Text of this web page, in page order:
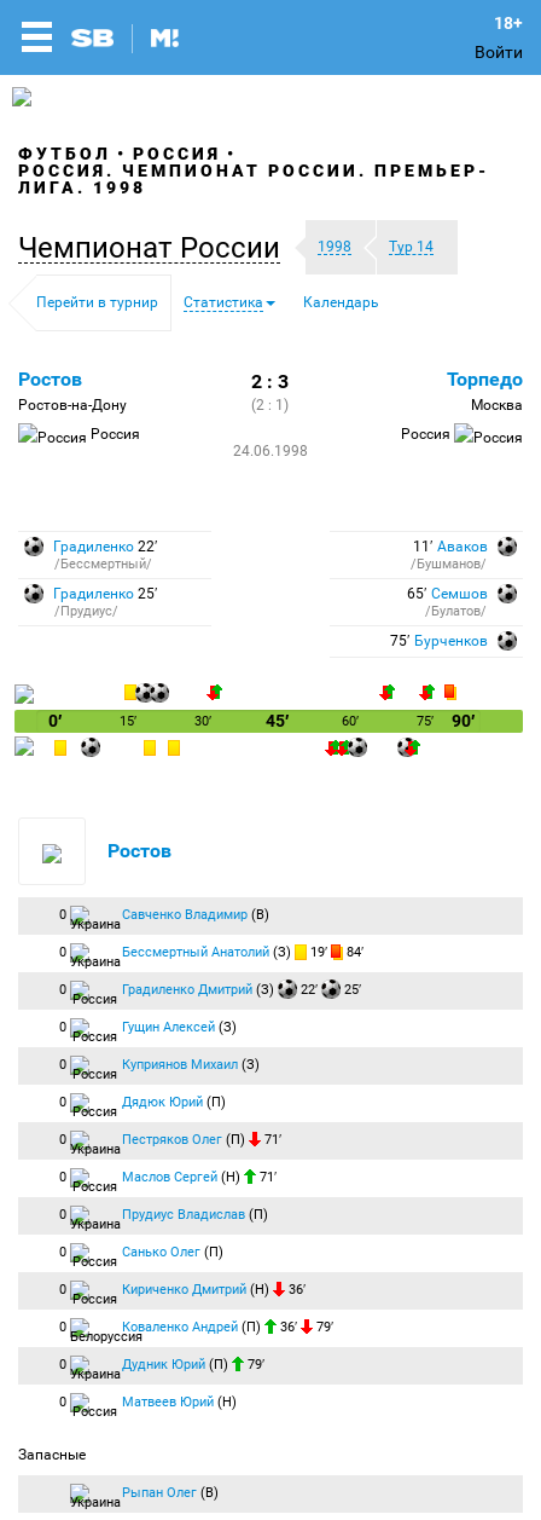
Войти
ФУТБОЛ
РОССИЯ
РОССИЯ. ЧЕМПИОНАТ РОССИИ. ПРЕМЬЕР-
ЛИГА. 1998
Чемпионат России 1998 Тур 14
Перейти в турнир Статистика Календарь
Ростов
Ростов-на-Дону
Россия
2 : 3
(2 : 1)
24.06.1998
Торпедо
Москва
Россия
Градиленко 22′
/Бессмертный/
Градиленко 25′
/Прудиус/
11′ Аваков
/Бушманов/
65′ Семшов
/Булатов/
75′ Бурченков
0′ 15′ 30′ 45′ 60′ 75′ 90′
Ростов
0 Савченко Владимир (В)
0 Бессмертный Анатолий (З) 19′ 84′
0 Градиленко Дмитрий (З) 22′ 25′
0 Гущин Алексей (З)
0 Куприянов Михаил (З)
0 Дядюк Юрий (П)
0 Пестряков Олег (П) 71′
0 Маслов Сергей (Н) 71′
0 Прудиус Владислав (П)
0 Санько Олег (П)
0 Кириченко Дмитрий (Н) 36′
0 Коваленко Андрей (П) 36′ 79′
0 Дудник Юрий (П) 79′
0 Матвеев Юрий (Н)
Запасные
Рыпан Олег (В)